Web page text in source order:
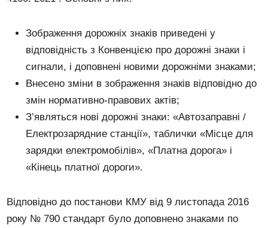
Зображення дорожніх знаків приведені у
відповідність з Конвенцією про дорожні знаки і
сигнали, і доповнені новими дорожніми знаками;
Внесено зміни в зображення знаків відповідно до
змін нормативно-правових актів;
З’являться нові дорожні знаки: «Автозаправні /
Електрозарядние станції», таблички «Місце для
зарядки електромобілів», «Платна дорога» і
«Кінець платної дороги».
Відповідно до постанови КМУ від 9 листопада 2016
року № 790 стандарт було доповнено знаками по